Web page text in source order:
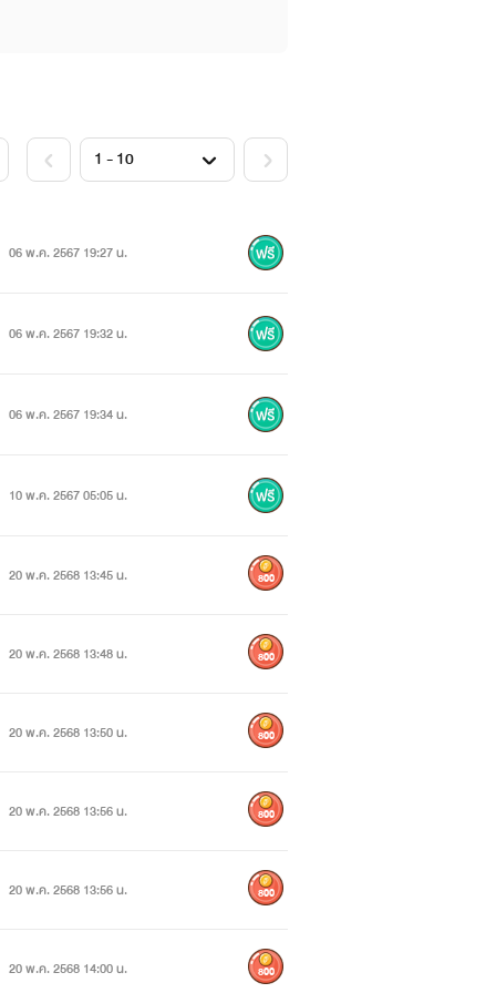
06 พ.ค. 2567 19:27 น.
06 พ.ค. 2567 19:32 น.
06 พ.ค. 2567 19:34 น.
10 พ.ค. 2567 05:05 น.
20 พ.ค. 2568 13:45 น. 800
20 พ.ค. 2568 13:48 น. 800
20 พ.ค. 2568 13:50 น. 800
20 พ.ค. 2568 13:56 น. 800
20 พ.ค. 2568 13:56 น. 800
20 พ.ค. 2568 14:00 น. 800